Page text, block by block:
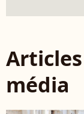
média